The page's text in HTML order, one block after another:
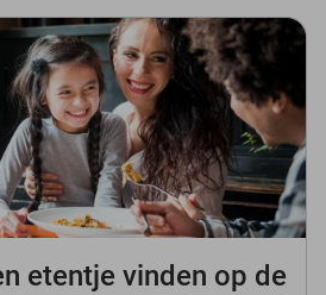
etentje vinden op de